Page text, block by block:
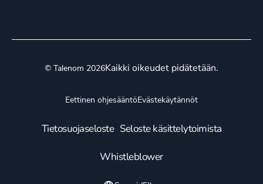
© Talenom 2026Kaikki oikeudet pidätetään.
Eettinen ohjesääntöEvästekäytännöt
Tietosuojaseloste Seloste käsittelytoimista
Whistleblower